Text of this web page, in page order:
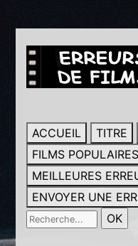
ACCUEIL TITRE
FILMS POPULAIRES
MEILLEURES
ENVOYER UNE